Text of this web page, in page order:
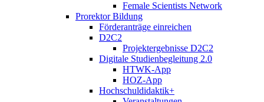
Female Scientists Network
Prorektor Bildung
Förderanträge einreichen
D2C2
Projektergebnisse D2C2
Digitale Studienbegleitung 2.0
HTWK-App
HOZ-App
Hochschuldidaktik+